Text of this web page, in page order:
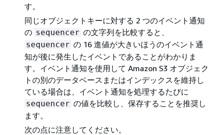
す。
同じオブジェクトキーに対する 2 つのイベント通知
の sequencer の文字列を比較すると、
sequencer の 16 進値が大きいほうのイベント通
知が後に発生したイベントであることがわかりま
す。イベント通知を使用して Amazon S3 オブジェク
トの別のデータベースまたはインデックスを維持し
ている場合は、イベント通知を処理するたびに
sequencer の値を比較し、保存することを推奨し
ます。
次の点に注意してください。